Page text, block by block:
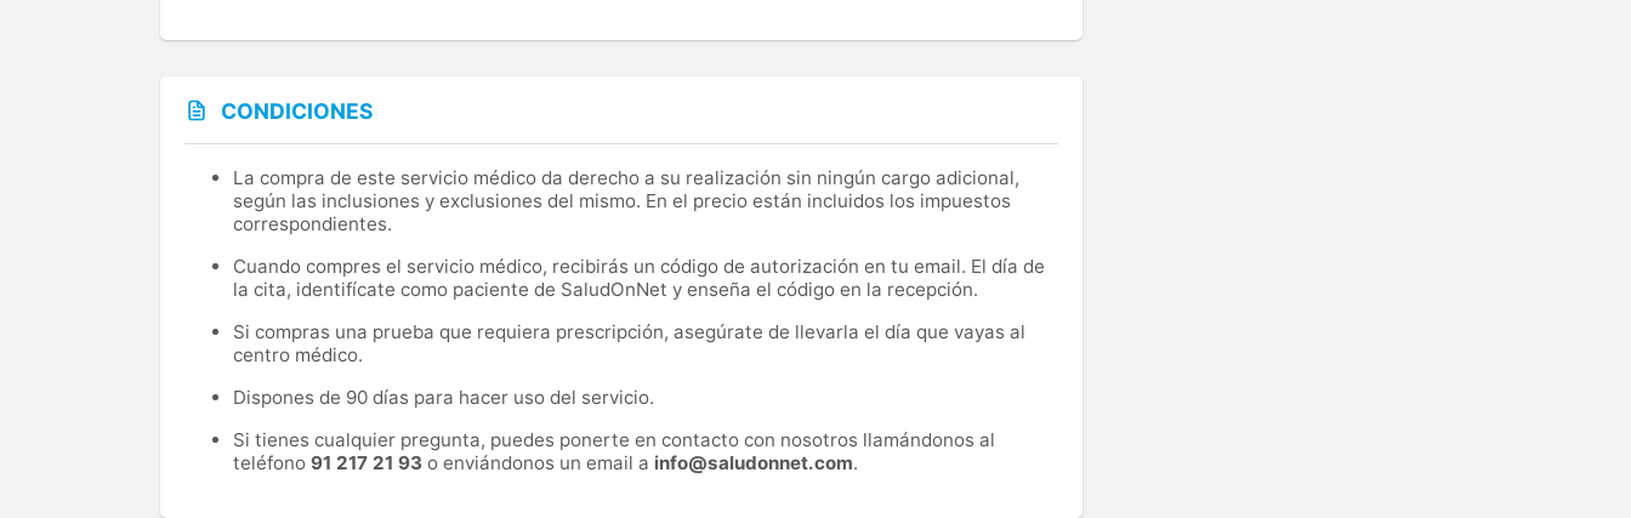
CONDICIONES
La compra de este servicio médico da derecho a su realización sin ningún cargo adicional,
según las inclusiones y exclusiones del mismo. En el precio están incluidos los impuestos
correspondientes.
Cuando compres el servicio médico, recibirás un código de autorización en tu email. El día de
la cita, identifícate como paciente de SaludOnNet y enseña el código en la recepción.
Si compras una prueba que requiera prescripción, asegúrate de llevarla el día que vayas al
centro médico.
Dispones de 90 días para hacer uso del servicio.
Si tienes cualquier pregunta, puedes ponerte en contacto con nosotros llamándonos al
teléfono 91 217 21 93 o enviándonos un email a info@saludonnet.com.